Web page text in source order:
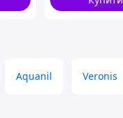
Aquanil Veronis